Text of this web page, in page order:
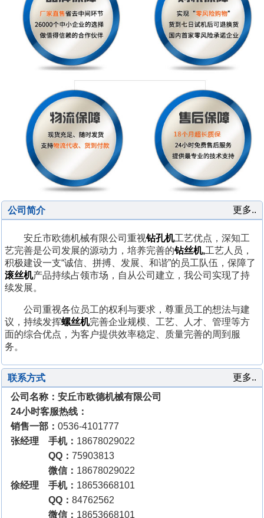
更多..
公司简介
安丘市欧德机械有限公司重视钻孔机工艺优点，深知工
艺完善是公司发展的源动力，培养完善的钻丝机,工艺人员，
积极建设一支“诚信、拼搏、发展、和谐”的员工队伍，保障了
滚丝机产品持续占领市场，自从公司建立，我公司实现了持
续发展。
公司重视各位员工的权利与要求，尊重员工的想法与建
议，持续发挥螺丝机完善企业规模、工艺、人才、管理等方
面的综合优点，为客户提供效率稳定、质量完善的周到服
务。
更多..
联系方式
公司名称：安丘市欧德机械有限公司
24小时客服热线：
销售一部：0536-4101777
张经理 手机： 18678029022
QQ：75903813
微信： 18678029022
徐经理 手机： 18653668101
QQ：84762562
微信： 18653668101